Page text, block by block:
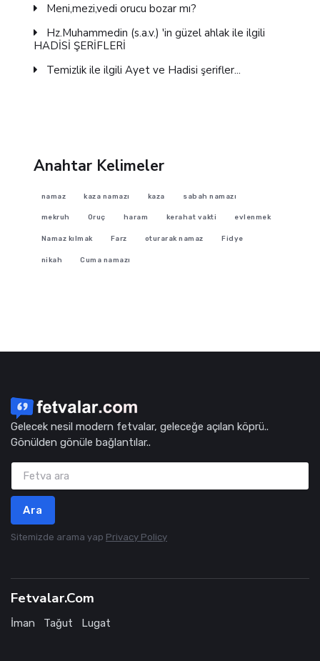
Meni,mezi,vedi orucu bozar mı?
Hz.Muhammedin (s.a.v.) 'in güzel ahlak ile ilgili
HADİSİ ŞERİFLERİ
Temizlik ile ilgili Ayet ve Hadisi şerifler...
Anahtar Kelimeler
namaz kaza namazı kaza sabah namazı
mekruh Oruç haram kerahat vakti evlenmek
Namaz kılmak Farz oturarak namaz Fidye
nikah Cuma namazı
Gelecek nesil modern fetvalar, geleceğe açılan köprü..
Gönülden gönüle bağlantılar..
Ara
Sitemizde arama yap Privacy Policy
Fetvalar.Com
İman Tağut Lugat